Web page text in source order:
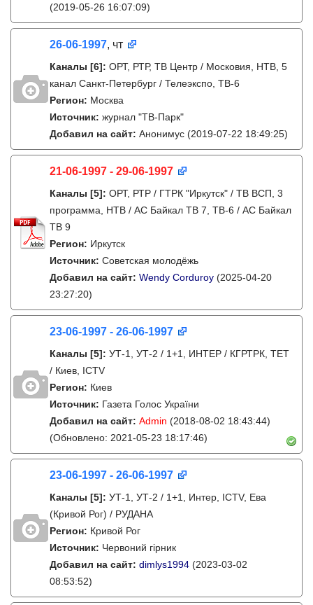
(2019-05-26 16:07:09)
26-06-1997, чт
Каналы [6]: ОРТ, РТР, ТВ Центр / Московия, НТВ, 5
канал Санкт-Петербург / Телеэкспо, ТВ-6
Регион: Москва
Источник: журнал "ТВ-Парк"
Добавил на сайт: Анонимус (2019-07-22 18:49:25)
21-06-1997 - 29-06-1997
Каналы [5]: ОРТ, РТР / ГТРК "Иркутск" / ТВ ВСП, 3
программа, НТВ / АС Байкал ТВ 7, ТВ-6 / АС Байкал
ТВ 9
Регион: Иркутск
Источник: Советская молодёжь
Добавил на сайт: Wendy Corduroy (2025-04-20
23:27:20)
23-06-1997 - 26-06-1997
Каналы [5]: УТ-1, УТ-2 / 1+1, ИНТЕР / КГРТРК, ТЕТ
/ Киев, ICTV
Регион: Киев
Источник: Газета Голос України
Добавил на сайт: Admin (2018-08-02 18:43:44)
(Обновлено: 2021-05-23 18:17:46)
23-06-1997 - 26-06-1997
Каналы [5]: УТ-1, УТ-2 / 1+1, Интер, ICTV, Ева
(Кривой Рог) / РУДАНА
Регион: Кривой Рог
Источник: Червоний гірник
Добавил на сайт: dimlys1994 (2023-03-02
08:53:52)